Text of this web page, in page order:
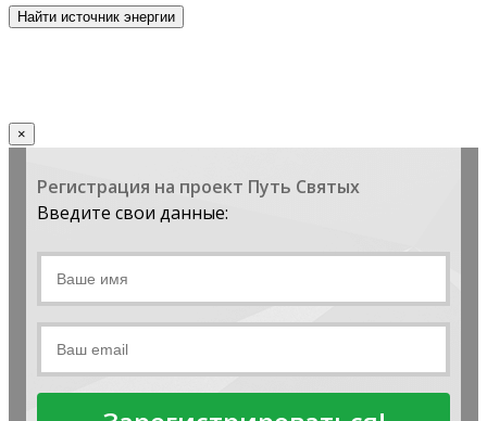
×
Регистрация на проект Путь Святых
Введите свои данные: